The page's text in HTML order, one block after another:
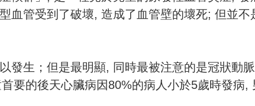
血管受到了破壞, 造成了血管壁的壞死; 但並不
發生；但是最明顯, 同時最被注意的是冠狀動
要的後天心臟病因80%的病人小於5歲時發病,